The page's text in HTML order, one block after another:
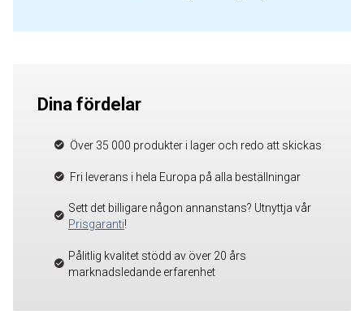
Dina fördelar
Över 35 000 produkter i lager och redo att skickas
Fri leverans i hela Europa på alla beställningar
Sett det billigare någon annanstans? Utnyttja vår
Prisgaranti!
Pålitlig kvalitet stödd av över 20 års
marknadsledande erfarenhet